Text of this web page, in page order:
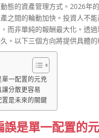
態的資產管理方式。2026年
之間的輪動加快。投資人不
而非單純的報酬最大化。透
。以下三個方向將提供具體的
一配置的元兇
分散更容易
是未來的關鍵
誤是單一配置的